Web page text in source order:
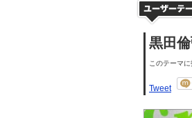
黒田
このテーマ
Tweet